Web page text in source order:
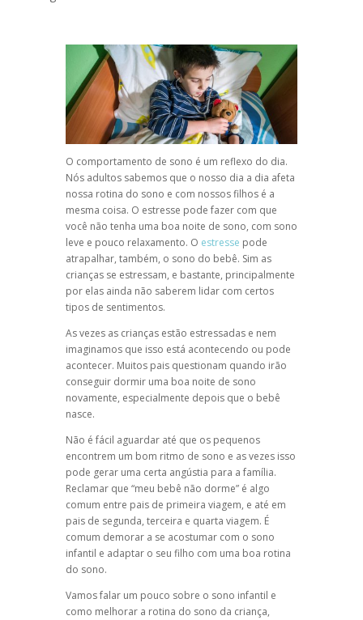
O comportamento de sono é um reflexo do dia.
Nós adultos sabemos que o nosso dia a dia afeta
nossa rotina do sono e com nossos filhos é a
mesma coisa. O estresse pode fazer com que
você não tenha uma boa noite de sono, com sono
leve e pouco relaxamento. O estresse pode
atrapalhar, também, o sono do bebê. Sim as
crianças se estressam, e bastante, principalmente
por elas ainda não saberem lidar com certos
tipos de sentimentos.
As vezes as crianças estão estressadas e nem
imaginamos que isso está acontecendo ou pode
acontecer. Muitos pais questionam quando irão
conseguir dormir uma boa noite de sono
novamente, especialmente depois que o bebê
nasce.
Não é fácil aguardar até que os pequenos
encontrem um bom ritmo de sono e as vezes isso
pode gerar uma certa angústia para a família.
Reclamar que “meu bebê não dorme” é algo
comum entre pais de primeira viagem, e até em
pais de segunda, terceira e quarta viagem. É
comum demorar a se acostumar com o sono
infantil e adaptar o seu filho com uma boa rotina
do sono.
Vamos falar um pouco sobre o sono infantil e
como melhorar a rotina do sono da criança,